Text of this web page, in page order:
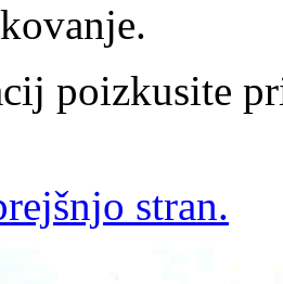
poizkusite
stran.